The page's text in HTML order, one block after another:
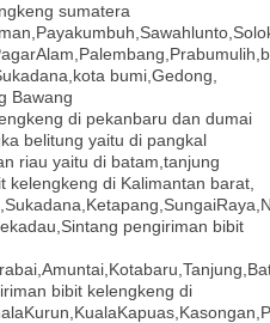
sumatera
bumi,Gedong,
Bawang
di pekanbaru dan dumai
belitung yaitu di pangkal
riau yaitu di batam,tanjung
di Kalimantan barat,
pengiriman bibit
bibit kelengkeng di